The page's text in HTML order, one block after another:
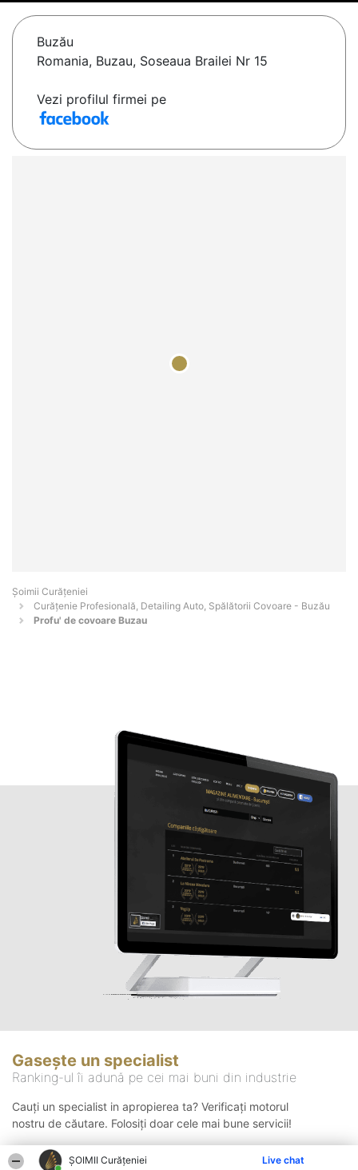
ȘOIMII Curățeniei Live chat
Buzău
Romania, Buzau, Soseaua Brailei Nr 15
Vezi profilul firmei pe
Șoimii Curățeniei
Curățenie Profesională, Detailing Auto, Spălătorii Covoare - Buzău
Profu' de covoare Buzau
Gasește un specialist
Ranking-ul îi adună pe cei mai buni din industrie
Cauți un specialist in apropierea ta? Verificați motorul
nostru de căutare. Folosiți doar cele mai bune servicii!